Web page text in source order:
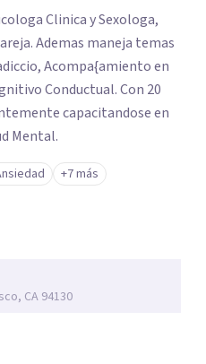
Clinica y Sexologa,
Ademas maneja temas
Acompa{amiento en
Conductual. Con 20
capacitandose en
Mental.
+7 más
CA 94130